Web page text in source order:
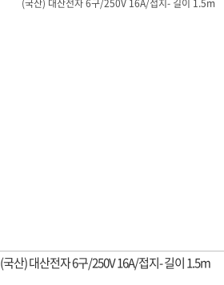
(국산) 대산전자 6구/250V 16A/접지- 길이 1.5m